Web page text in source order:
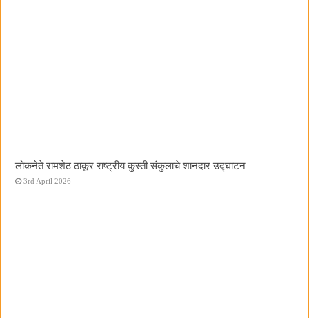
लोकनेते रामशेठ ठाकूर राष्ट्रीय कुस्ती संकुलाचे शानदार उद्घाटन
3rd April 2026